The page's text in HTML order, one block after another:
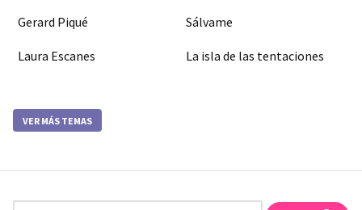
Gerard Piqué Sálvame
Laura Escanes La isla de las tentaciones
VER MÁS TEMAS